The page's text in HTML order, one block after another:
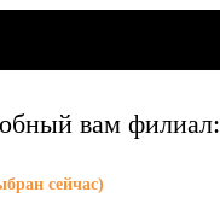
вам филиал:
сейчас)